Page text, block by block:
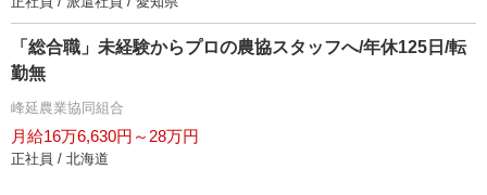
「総合職」未経験からプロの農協スタッフへ/年休125日/転
勤無
峰延農業協同組合
月給16万6,630円～28万円
正社員 / 北海道